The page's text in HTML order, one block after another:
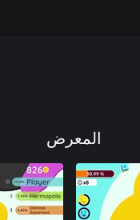
المعرض